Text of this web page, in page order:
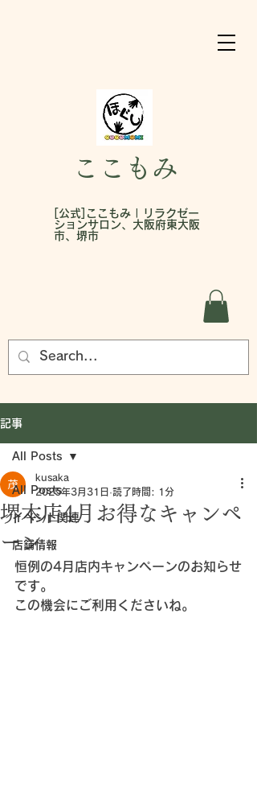
ここもみ
[公式]ここもみ | リラクゼー
ションサロン、大阪府東大阪
市、堺市
記事
All Posts
イベント関連
店舗情報
All Posts
堺本店4月お得なキャンペ
ーン
kusaka
2025年3月31日 読了時間: 1分
恒例の4月店内キャンペーンのお知らせ
です。
この機会にご利用くださいね。